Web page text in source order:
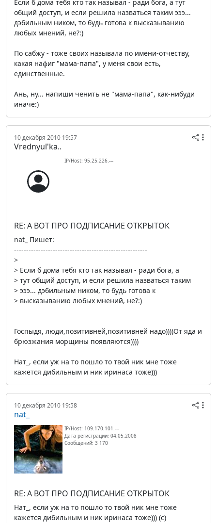
Если б дома тебя кто так называл - ради бога, а тут
общий доступ, и если решила назваться таким эээ...
дэбильным ником, то будь готова к высказыванию
любых мнений, не?:)
По сабжу - тоже своих называла по имени-отчеству,
какая нафиг "мама-папа", у меня свои есть,
единственные.
Ань, ну... напиши ченить не "мама-папа", как-нибуди
иначе:)
10 декабря 2010 19:57
Vrednyul'ka..
IP/Host: 95.25.226.---
RE: А ВОТ ПРО ПОДПИСАНИЕ ОТКРЫТОК
nat_ Пишет:
-------------------------------------------------------
>
> Если б дома тебя кто так называл - ради бога, а
> тут общий доступ, и если решила назваться таким
> эээ... дэбильным ником, то будь готова к
> высказыванию любых мнений, не?:)
Госпыдя, люди,позитивней,позитивней надо))))От яда и
брюзжания морщины появляются))))
Нат_, если уж на то пошло то твой ник мне тоже
кажется дибильным и ник иринаса тоже)))
10 декабря 2010 19:58
nat_
IP/Host: 109.170.101.---
Дата регистрации: 04.05.2008
Сообщений: 3 170
RE: А ВОТ ПРО ПОДПИСАНИЕ ОТКРЫТОК
Нат_, если уж на то пошло то твой ник мне тоже
кажется дибильным и ник иринаса тоже))) (c)